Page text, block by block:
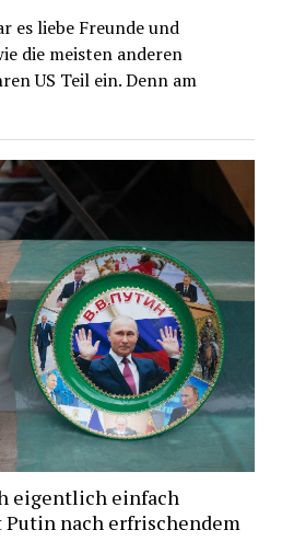
es liebe Freunde und
die meisten anderen
US Teil ein. Denn am
eigentlich einfach
nach erfrischendem